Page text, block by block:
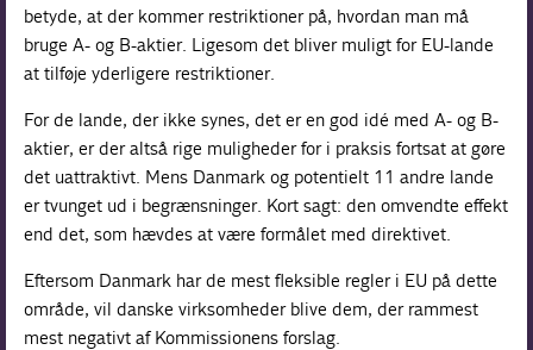
betyde, at der kommer restriktioner på, hvordan man må
bruge A- og B-aktier. Ligesom det bliver muligt for EU-lande
at tilføje yderligere restriktioner.
For de lande, der ikke synes, det er en god idé med A- og B-
aktier, er der altså rige muligheder for i praksis fortsat at gøre
det uattraktivt. Mens Danmark og potentielt 11 andre lande
er tvunget ud i begrænsninger. Kort sagt: den omvendte effekt
end det, som hævdes at være formålet med direktivet.
Eftersom Danmark har de mest fleksible regler i EU på dette
område, vil danske virksomheder blive dem, der rammest
mest negativt af Kommissionens forslag.